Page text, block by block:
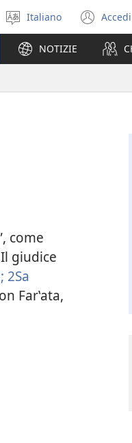
Seleziona
la
lingua
Italiano Accedi
(apre
una
NOTIZIE
come
giudice
2Sa
Farʽata,